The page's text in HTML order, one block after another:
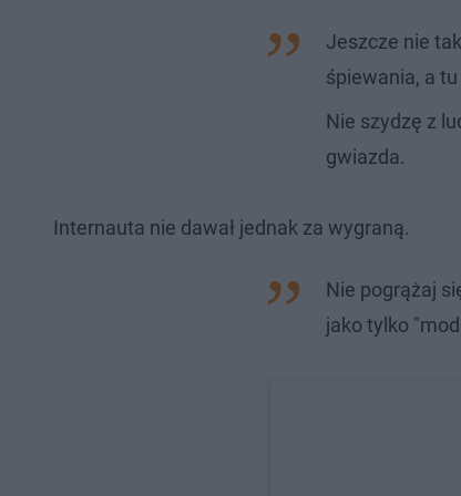
Jeszcze nie
śpiewania, a
Nie szydzę z
gwiazda.
Internauta nie dawał jednak za wygraną.
Nie pogrążaj
jako tylko